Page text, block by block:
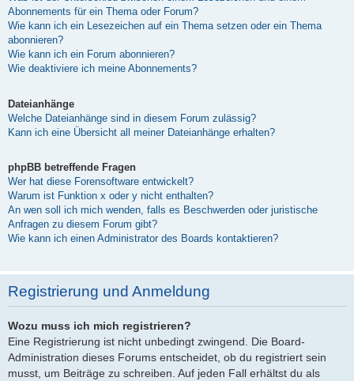
Abonnements für ein Thema oder Forum?
Wie kann ich ein Lesezeichen auf ein Thema setzen oder ein Thema
abonnieren?
Wie kann ich ein Forum abonnieren?
Wie deaktiviere ich meine Abonnements?
Dateianhänge
Welche Dateianhänge sind in diesem Forum zulässig?
Kann ich eine Übersicht all meiner Dateianhänge erhalten?
phpBB betreffende Fragen
Wer hat diese Forensoftware entwickelt?
Warum ist Funktion x oder y nicht enthalten?
An wen soll ich mich wenden, falls es Beschwerden oder juristische
Anfragen zu diesem Forum gibt?
Wie kann ich einen Administrator des Boards kontaktieren?
Registrierung und Anmeldung
Wozu muss ich mich registrieren?
Eine Registrierung ist nicht unbedingt zwingend. Die Board-
Administration dieses Forums entscheidet, ob du registriert sein
musst, um Beiträge zu schreiben. Auf jeden Fall erhältst du als